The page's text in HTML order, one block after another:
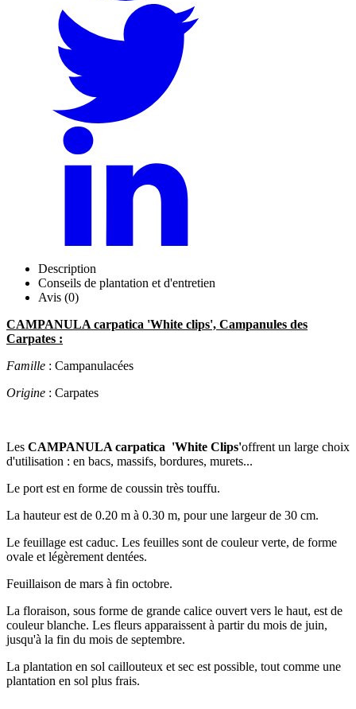
Description
Conseils de plantation et d'entretien
Avis (0)
CAMPANULA carpatica 'White clips', Campanules des
Carpates :
Famille : Campanulacées
Origine : Carpates
Les CAMPANULA carpatica 'White Clips'offrent un large choix
d'utilisation : en bacs, massifs, bordures, murets...
Le port est en forme de coussin très touffu.
La hauteur est de 0.20 m à 0.30 m, pour une largeur de 30 cm.
Le feuillage est caduc. Les feuilles sont de couleur verte, de forme
ovale et légèrement dentées.
Feuillaison de mars à fin octobre.
La floraison, sous forme de grande calice ouvert vers le haut, est de
couleur blanche. Les fleurs apparaissent à partir du mois de juin,
jusqu'à la fin du mois de septembre.
La plantation en sol caillouteux et sec est possible, tout comme une
plantation en sol plus frais.